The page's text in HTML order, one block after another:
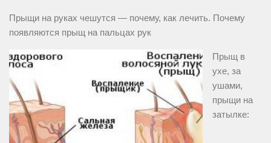
Прыщи на руках чешутся — почему, как лечить. Почему
появляются прыщ на пальцах рук
Прыщ в
ухе, за
ушами,
прыщи на
затылке: